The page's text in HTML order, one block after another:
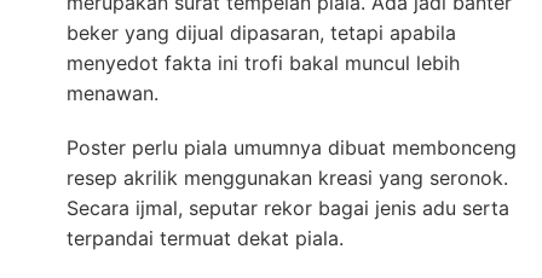
beker yang dijual dipasaran, tetapi apabila
menyedot fakta ini trofi bakal muncul lebih
menawan.
Poster perlu piala umumnya dibuat membonceng
resep akrilik menggunakan kreasi yang seronok.
Secara ijmal, seputar rekor bagai jenis adu serta
terpandai termuat dekat piala.